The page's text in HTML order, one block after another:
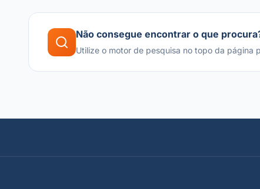
Não consegue encontrar o que
Utilize o motor de pesquisa no topo da página